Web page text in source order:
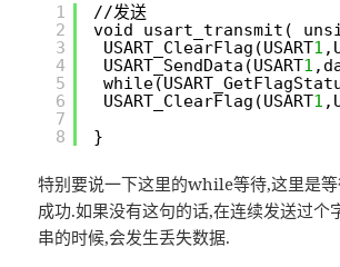
1
2
3
4
5
6
7
8
//发送
void usart_transmit(
USART_ClearFlag(USART1
USART_SendData(USART1
USART_ClearFlag(USART1
}
特别要说一下这里的while等待,这里是
成功.如果没有这句的话,在连续发送过个
串的时候,会发生丢失数据.